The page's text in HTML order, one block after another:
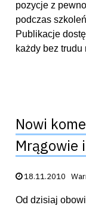
pozycje z
podczas
Publikacje
każdy bez trudu
Nowi
Mrągowie
Data publikacji:
18.11.2010
Od dzisiaj